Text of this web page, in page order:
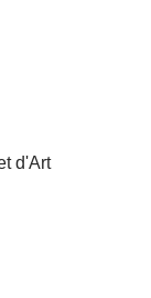
d'Art